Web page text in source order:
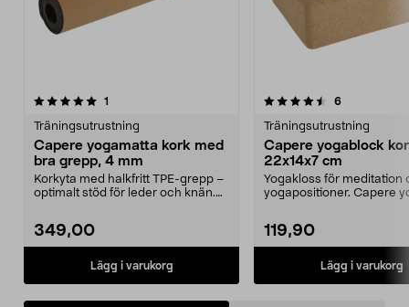
1
Träningsutrustning
Capere yogamatta kork med
bra grepp, 4 mm
Korkyta med halkfritt TPE-grepp –
optimalt stöd för leder och knän.
349,00
Lägg i varukorg
4.5av 5 stjärnor 6recensioner
Träningsutrustning
Capere yogablock
22x14x7 cm
Yogakloss för meditation
yogapositioner. Capere
119,90
Lägg i varukorg
4.0av 5 stjärnor